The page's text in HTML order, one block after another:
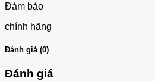
Đảm bảo
chính hãng
Đánh giá (0)
Đánh giá